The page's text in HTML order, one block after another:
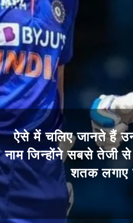
ऐसे में चलिए जानते हैं
नाम जिन्होंने सबसे तेजी
शतक लगाए